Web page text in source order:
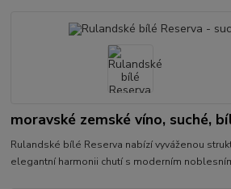
moravské zemské víno, suché,
Rulandské bílé Reserva nabízí vyváženou
elegantní harmonii chutí s moderním